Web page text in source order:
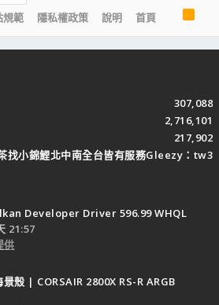
規範 隱私權政策 說明 首頁
S
307,088
2,716,101
217,902
找小錦鯉北中南全台皆有服務Gleezy：tw3
Developer Driver 596.99 WHQL
21:57
供
景殼 | CORSAIR 2800X RS-R ARGB